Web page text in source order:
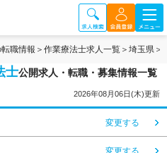
職情報 作業療法士求人一覧 埼玉県
士公開求人・転職・募集情報一覧
2026年08月06日(木)更新
変更する
変更する